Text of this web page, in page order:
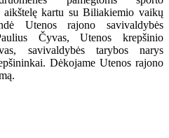
kartu su Biliakiemio vaikų
Utenos rajono savivaldybės
Čyvas, Utenos krepšinio
savivaldybės tarybos narys
Dėkojame Utenos rajono